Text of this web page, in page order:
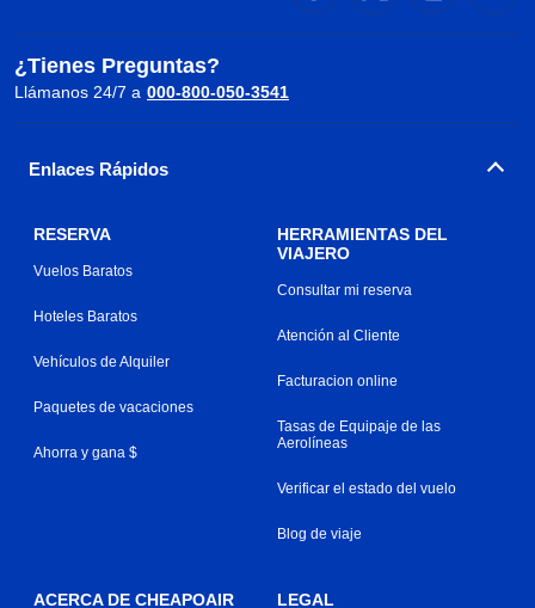
¿Tienes Preguntas?
Llámanos 24/7 a 000-800-050-3541
Enlaces Rápidos
RESERVA
Vuelos Baratos
Hoteles Baratos
Vehículos de Alquiler
Paquetes de vacaciones
Ahorra y gana $
HERRAMIENTAS DEL
VIAJERO
Consultar mi reserva
Atención al Cliente
Facturacion online
Tasas de Equipaje de las
Aerolíneas
Verificar el estado del vuelo
Blog de viaje
ACERCA DE CHEAPOAIR LEGAL